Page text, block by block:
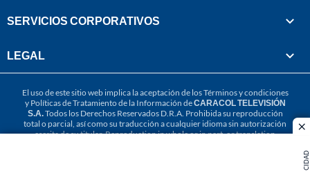
SERVICIOS CORPORATIVOS
LEGAL
El uso de este sitio web implica la aceptación de losTérminos y condiciones
y Políticas de Tratamiento de la Información deCARACOL TELEVISIÓN
S.A.Todos los Derechos Reservados D.R.A. Prohibida su reproducción
total o parcial, así como su traducción a cualquier idioma sin autorización
escrita de su titular. Reproduction in whole or in part, or translation